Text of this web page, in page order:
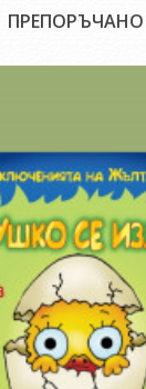
ПРЕПОРЪЧАНО